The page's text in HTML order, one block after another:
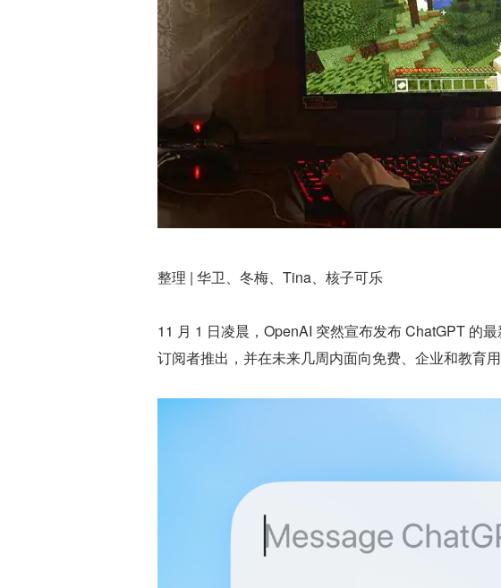
整理 | 华卫、冬梅、Tina、核子可乐
11 月 1 日凌晨，OpenAI 突然宣布发布 ChatGPT 的
订阅者推出，并在未来几周内面向免费、企业和教育用